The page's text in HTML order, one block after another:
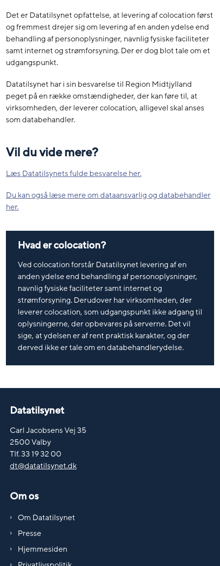
Det er Datatilsynet opfattelse, at levering af colocation først
og fremmest drejer sig om levering af en anden ydelse end
behandling af personoplysninger, navnlig fysiske faciliteter
samt internet og strømforsyning. Der er dog blot tale om et
udgangspunkt.
Datatilsynet har i sin besvarelse til Region Midtjylland
peget på en række omstændigheder, der kan føre til, at
virksomheden, der leverer colocation, alligevel skal anses
som databehandler.
Vil du vide mere?
Læs Datatilsynets fulde besvarelse her.
Du kan også læse mere om dataansvarlig og databehandler
her.
Hvad er colocation?
Ved colocation forstår Datatilsynet levering af en
anden ydelse end behandling af personoplysninger,
navnlig fysiske faciliteter samt internet og
strømforsyning. Derudover har virksomheden, der
leverer colocation, som udgangspunkt ikke adgang til
oplysningerne, der opbevares på serverne. Det vil
sige, at ydelsen er af rent praktisk karakter, og der
derved ikke er tale om en databehandlerydelse.
Datatilsynet
Carl Jacobsens Vej 35
2500 Valby
Tlf. 33 19 32 00
dt@datatilsynet.dk
Om os
Om Datatilsynet
Presse
Hjemmesiden